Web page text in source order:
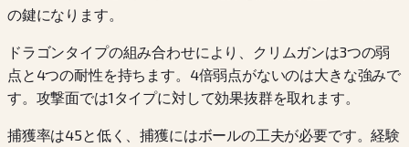
の鍵になります。
ドラゴンタイプの組み合わせにより、クリムガンは3つの弱
点と4つの耐性を持ちます。4倍弱点がないのは大きな強みで
す。攻撃面では1タイプに対して効果抜群を取れます。
捕獲率は45と低く、捕獲にはボールの工夫が必要です。経験